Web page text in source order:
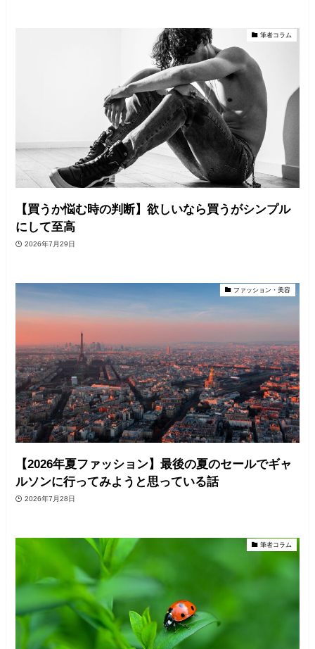
筆者コラム
【買うか悩む時の判断】欲しいなら買うがシンプル
にして至高
2026年7月29日
ファッション・美容
【2026年夏ファッション】最後の夏のセールでギャ
ルソンに行ってみようと思っている話
2026年7月28日
筆者コラム